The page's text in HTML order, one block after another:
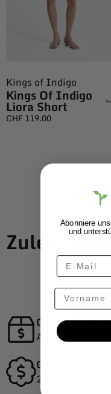
Kings of Indigo
Kings Of Indigo
Liora Short
CHF 119.00
Zuletzt
Gratis Versand
Ab CHF 99.00
Geld-zurück-
27 Tage
Abonniere
und
Vorname